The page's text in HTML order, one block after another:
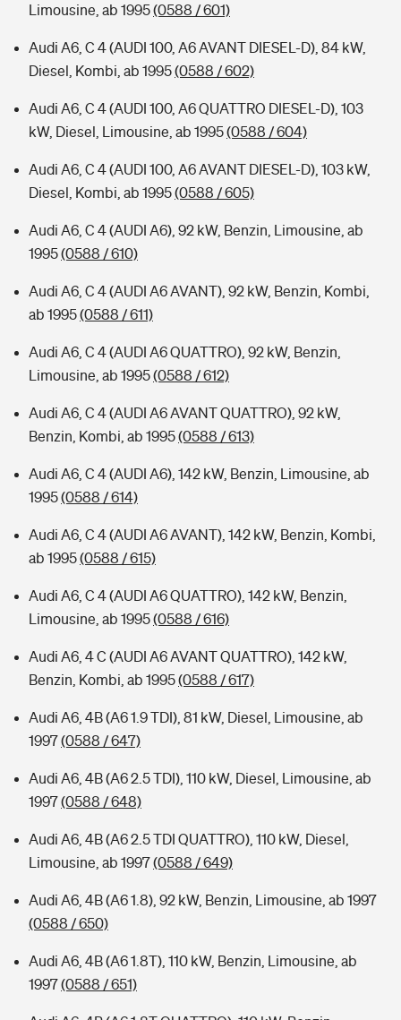
Limousine, ab 1995(0588 / 601)
Audi A6, C 4 (AUDI 100, A6 AVANT DIESEL-D), 84 kW,
Diesel, Kombi, ab 1995(0588 / 602)
Audi A6, C 4 (AUDI 100, A6 QUATTRO DIESEL-D), 103
kW, Diesel, Limousine, ab 1995(0588 / 604)
Audi A6, C 4 (AUDI 100, A6 AVANT DIESEL-D), 103 kW,
Diesel, Kombi, ab 1995(0588 / 605)
Audi A6, C 4 (AUDI A6), 92 kW, Benzin, Limousine, ab
1995(0588 / 610)
Audi A6, C 4 (AUDI A6 AVANT), 92 kW, Benzin, Kombi,
ab 1995(0588 / 611)
Audi A6, C 4 (AUDI A6 QUATTRO), 92 kW, Benzin,
Limousine, ab 1995(0588 / 612)
Audi A6, C 4 (AUDI A6 AVANT QUATTRO), 92 kW,
Benzin, Kombi, ab 1995(0588 / 613)
Audi A6, C 4 (AUDI A6), 142 kW, Benzin, Limousine, ab
1995(0588 / 614)
Audi A6, C 4 (AUDI A6 AVANT), 142 kW, Benzin, Kombi,
ab 1995(0588 / 615)
Audi A6, C 4 (AUDI A6 QUATTRO), 142 kW, Benzin,
Limousine, ab 1995(0588 / 616)
Audi A6, 4 C (AUDI A6 AVANT QUATTRO), 142 kW,
Benzin, Kombi, ab 1995(0588 / 617)
Audi A6, 4B (A6 1.9 TDI), 81 kW, Diesel, Limousine, ab
1997(0588 / 647)
Audi A6, 4B (A6 2.5 TDI), 110 kW, Diesel, Limousine, ab
1997(0588 / 648)
Audi A6, 4B (A6 2.5 TDI QUATTRO), 110 kW, Diesel,
Limousine, ab 1997(0588 / 649)
Audi A6, 4B (A6 1.8), 92 kW, Benzin, Limousine, ab 1997
(0588 / 650)
Audi A6, 4B (A6 1.8T), 110 kW, Benzin, Limousine, ab
1997(0588 / 651)